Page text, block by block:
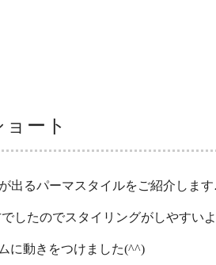
ート
出るパーマスタイルをご紹介します
したのでスタイリングがしやすいよ
に動きをつけました(^^)